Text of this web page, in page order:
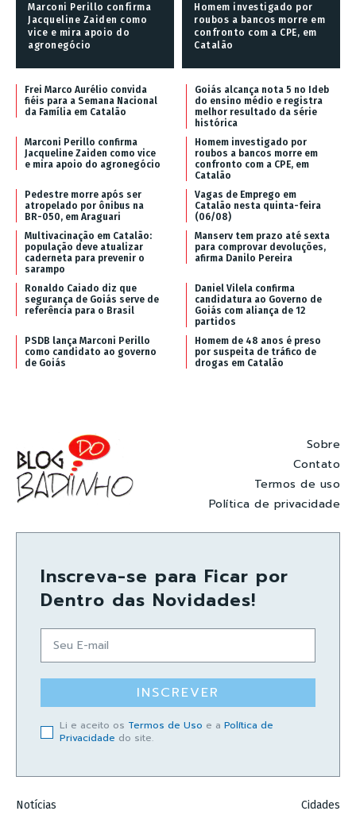
Marconi Perillo confirma
Jacqueline Zaiden como
vice e mira apoio do
agronegócio
Homem investigado por
roubos a bancos morre em
confronto com a CPE, em
Catalão
Frei Marco Aurélio convida
fiéis para a Semana Nacional
da Família em Catalão
Goiás alcança nota 5 no Ideb
do ensino médio e registra
melhor resultado da série
histórica
Marconi Perillo confirma
Jacqueline Zaiden como vice
e mira apoio do agronegócio
Homem investigado por
roubos a bancos morre em
confronto com a CPE, em
Catalão
Pedestre morre após ser
atropelado por ônibus na
BR-050, em Araguari
Vagas de Emprego em
Catalão nesta quinta-feira
(06/08)
Multivacinação em Catalão:
população deve atualizar
caderneta para prevenir o
sarampo
Manserv tem prazo até sexta
para comprovar devoluções,
afirma Danilo Pereira
Ronaldo Caiado diz que
segurança de Goiás serve de
referência para o Brasil
Daniel Vilela confirma
candidatura ao Governo de
Goiás com aliança de 12
partidos
PSDB lança Marconi Perillo
como candidato ao governo
de Goiás
Homem de 48 anos é preso
por suspeita de tráfico de
drogas em Catalão
Sobre
Contato
Termos de uso
Política de privacidade
Inscreva-se para Ficar por
Dentro das Novidades!
INSCREVER
Li e aceito os Termos de Uso e a Política de
Privacidade do site.
Notícias Cidades